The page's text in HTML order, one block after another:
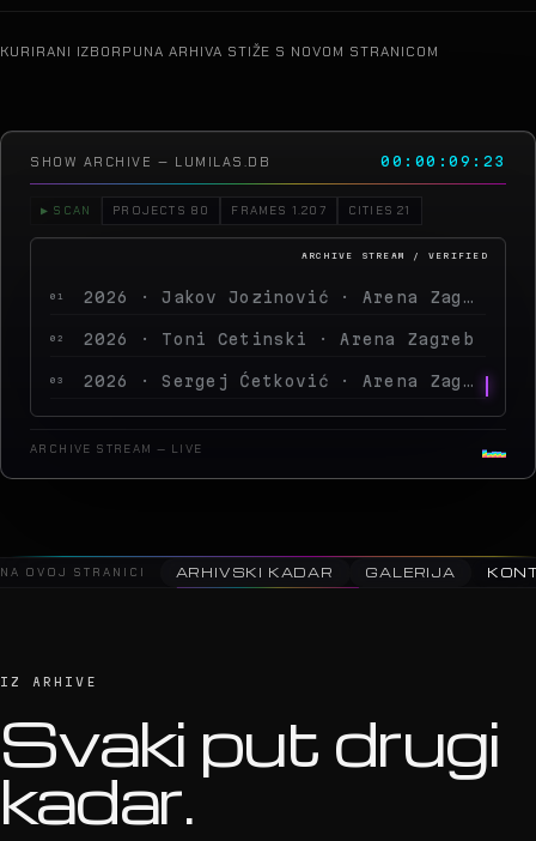
KURIRANI IZBORPUNA ARHIVA STIŽE S NOVOM STRANICOM
SHOW ARCHIVE — LUMILAS.DB 00:00:11:16
▶ SCAN PROJECTS 80 FRAMES 1.207 CITIES 21
01 2026 · Jakov Jozinović · Arena Zagreb
02 2026 · Toni Cetinski · Arena Zagreb
03 2026 · Sergej Ćetković · Arena Zagreb
2026 · Peđa Jovanović · Arena Zagreb
ARCHIVE STREAM — LIVE
NA OVOJ STRANICI ARHIVSKI KADAR GALERIJA
IZ ARHIVE
Svaki put drugi
kadar.